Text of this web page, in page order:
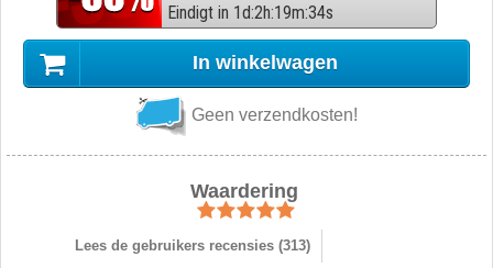
Eindigt in 1d:2h:19m:33s
In winkelwagen
Geen verzendkosten!
Waardering
Lees de gebruikers recensies (313)